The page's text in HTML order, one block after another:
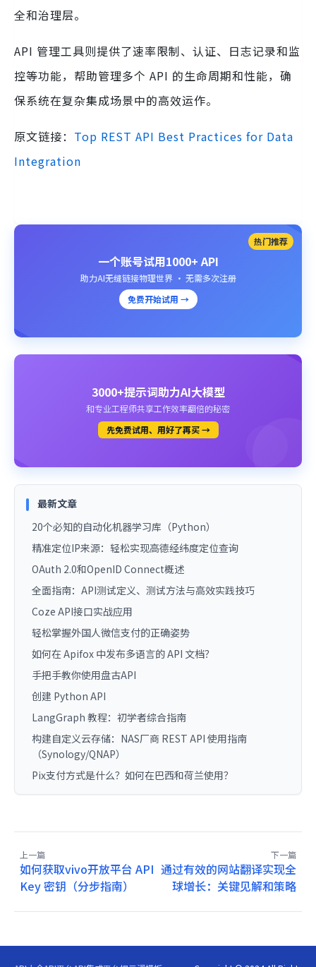
全和治理层。
API 管理工具则提供了速率限制、认证、日志记录和监
控等功能，帮助管理多个 API 的生命周期和性能，确
保系统在复杂集成场景中的高效运作。
原文链接： Top REST API Best Practices for Data
Integration
热门推荐
一个账号试用1000+ API
助力AI无缝链接物理世界 · 无需多次注册
免费开始试用 →
3000+提示词助力AI大模型
和专业工程师共享工作效率翻倍的秘密
先免费试用、用好了再买 →
最新文章
20个必知的自动化机器学习库（Python）
精准定位IP来源：轻松实现高德经纬度定位查询
OAuth 2.0和OpenID Connect概述
全面指南：API测试定义、测试方法与高效实践技巧
Coze API接口实战应用
轻松掌握外国人微信支付的正确姿势
如何在 Apifox 中发布多语言的 API 文档？
手把手教你使用盘古API
创建 Python API
LangGraph 教程：初学者综合指南
构建自定义云存储：NAS厂商 REST API 使用指南
（Synology/QNAP）
Pix支付方式是什么？如何在巴西和荷兰使用？
上一篇
如何获取vivo开放平台 API
Key 密钥（分步指南）
下一篇
通过有效的网站翻译实现全
球增长：关键见解和策略